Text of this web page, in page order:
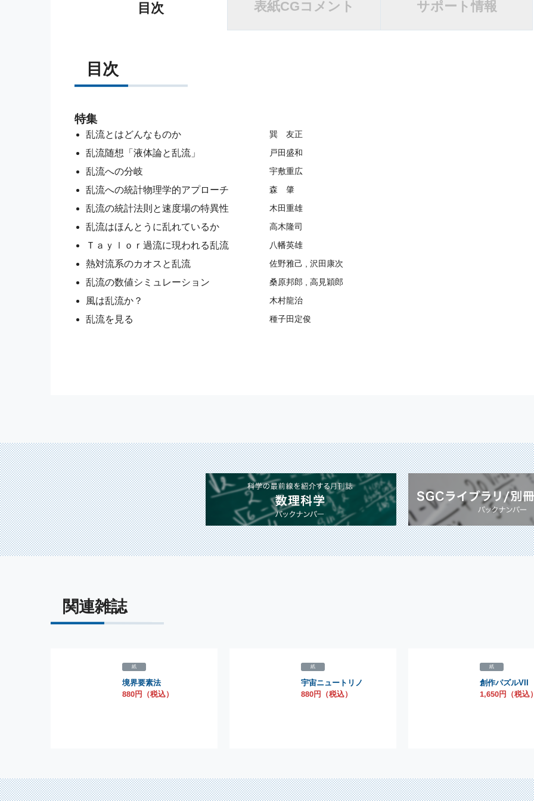
目次 表紙CGコメント サポート情報
目次
特集
乱流とはどんなものか 巽 友正
乱流随想「液体論と乱流」 戸田盛和
乱流への分岐 宇敷重広
乱流への統計物理学的アプローチ 森 肇
乱流の統計法則と速度場の特異性 木田重雄
乱流はほんとうに乱れているか 高木隆司
Ｔａｙｌｏｒ過流に現われる乱流 八幡英雄
熱対流系のカオスと乱流 佐野雅己 , 沢田康次
乱流の数値シミュレーション 桑原邦郎 , 高見穎郎
風は乱流か？ 木村龍治
乱流を見る 種子田定俊
関連雑誌
紙
境界要素法
880円（税込）
紙
宇宙ニュートリノ
880円（税込）
紙
創作パズルVII
1,650円（税込